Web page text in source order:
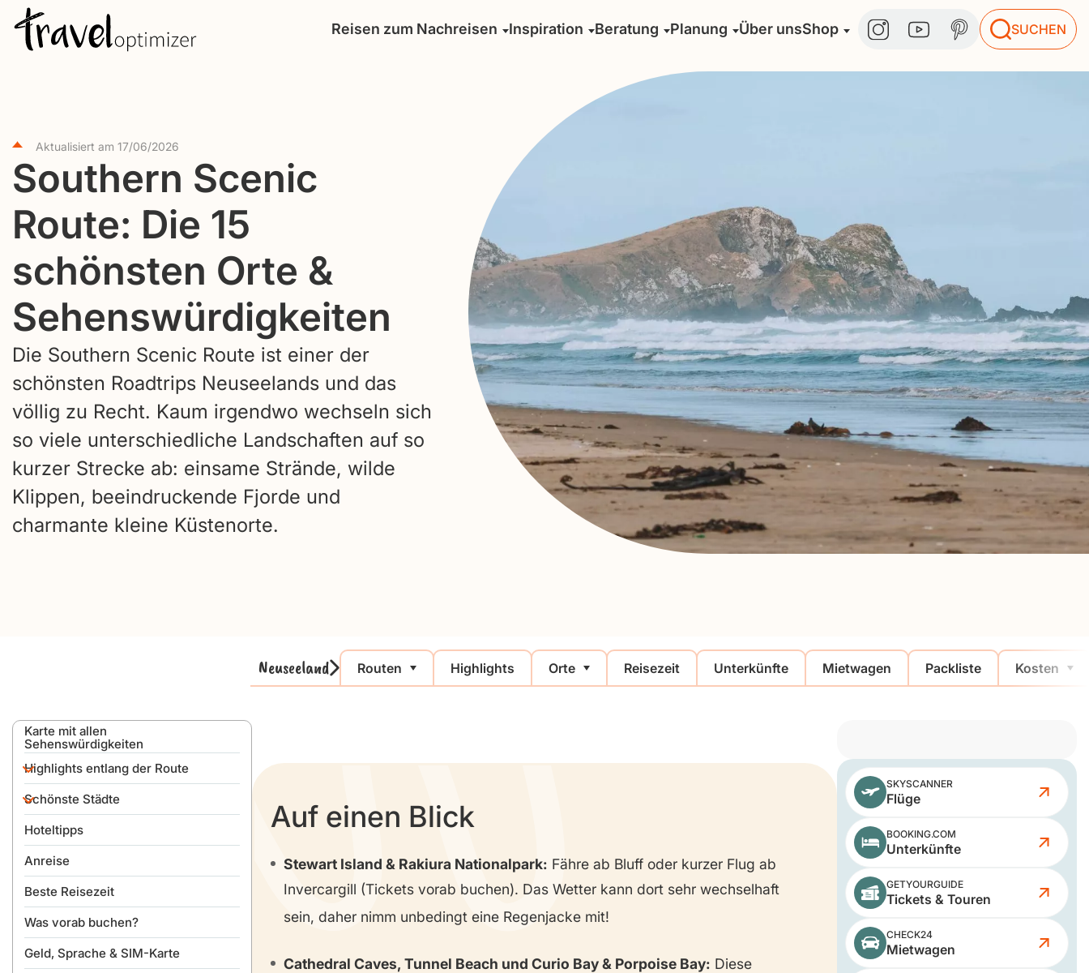
Reisen zum Nachreisen Inspiration Beratung Planung Über unsShop SUCHEN
Aktualisiert am 17/06/2026
Southern Scenic
Route: Die 15
schönsten Orte &
Sehenswürdigkeiten
Die Southern Scenic Route ist einer der
schönsten Roadtrips Neuseelands und das
völlig zu Recht. Kaum irgendwo wechseln sich
so viele unterschiedliche Landschaften auf so
kurzer Strecke ab: einsame Strände, wilde
Klippen, beeindruckende Fjorde und
charmante kleine Küstenorte.
Neuseeland Routen Highlights Orte Reisezeit Unterkünfte Mietwagen Packliste Kosten
Karte mit allen
Sehenswürdigkeiten
Highlights entlang der Route
Moeraki Boulders
Otago Halbinsel & Royal
Albatross Center
Nugget Point
Cathedral Caves
Florence Hill Lookout
Curio Bay & Porpoise Bay
Schönste Städte
Dunedin
Queenstown
Te Anau
Hoteltipps
Anreise
Beste Reisezeit
Was vorab buchen?
Geld, Sprache & SIM-Karte
Auf einen Blick
Stewart Island & Rakiura Nationalpark: Fähre ab Bluff oder kurzer Flug ab
Invercargill (Tickets vorab buchen). Das Wetter kann dort sehr wechselhaft
sein, daher nimm unbedingt eine Regenjacke mit!
Cathedral Caves, Tunnel Beach und Curio Bay & Porpoise Bay: Diese
SKYSCANNER
Flüge
BOOKING.COM
Unterkünfte
GETYOURGUIDE
Tickets & Touren
CHECK24
Mietwagen